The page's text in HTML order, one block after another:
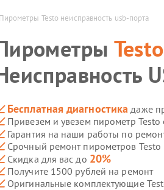
Testo неисправность usb-порта
Testo
Бесплатная диагностика даже
Привезем и увезем пирометр Testo
Гарантия на наши работы по
Срочный ремонт пирометров Testo
Скидка для вас до 20%
Получите 1500 рублей на ремонт
Оригинальные комплектующие